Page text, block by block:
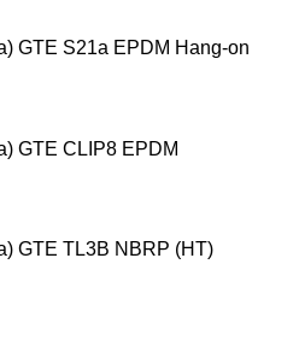
GTE S21a EPDM Hang-on
GTE CLIP8 EPDM
GTE TL3B NBRP (HT)